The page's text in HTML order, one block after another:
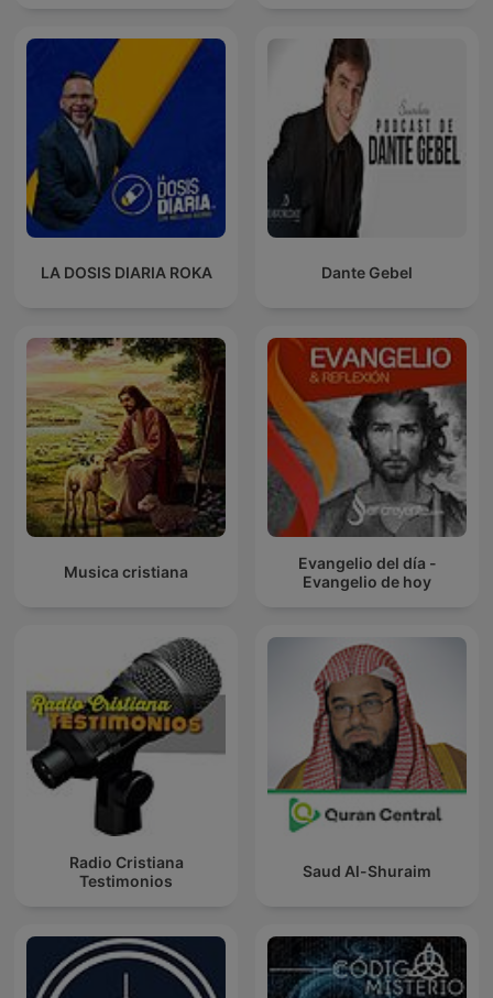
LA DOSIS DIARIA ROKA Dante Gebel
Musica cristiana
Evangelio del día -
Evangelio de hoy
Radio Cristiana
Testimonios
Saud Al-Shuraim